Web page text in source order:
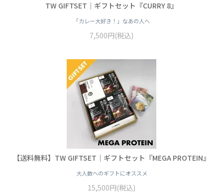
TW GIFTSET｜ギフトセット『CURRY 8』
「カレー大好き！」なあの人へ
7,500円(税込)
【送料無料】TW GIFTSET｜ギフトセット『MEGA PROTEIN』
大人数へのギフトにオススメ
15,500円(税込)